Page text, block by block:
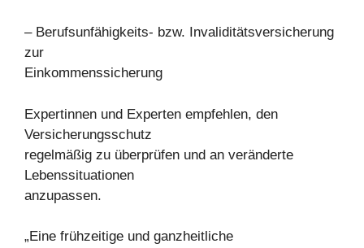
– Berufsunfähigkeits- bzw. Invaliditätsversicherung
zur
Einkommenssicherung
Expertinnen und Experten empfehlen, den
Versicherungsschutz
regelmäßig zu überprüfen und an veränderte
Lebenssituationen
anzupassen.
„Eine frühzeitige und ganzheitliche